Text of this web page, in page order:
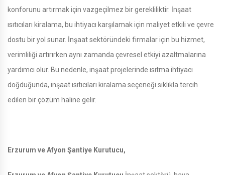
konforunu artırmak için vazgeçilmez bir gerekliliktir. İnşaat
ısıtıcıları kiralama, bu ihtiyacı karşılamak için maliyet etkili ve çevre
dostu bir yol sunar. İnşaat sektöründeki firmalar için bu hizmet,
verimliliği artırırken aynı zamanda çevresel etkiyi azaltmalarına
yardımcı olur. Bu nedenle, inşaat projelerinde ısıtma ihtiyacı
doğduğunda, inşaat ısıtıcıları kiralama seçeneği sıklıkla tercih
edilen bir çözüm haline gelir.
Erzurum ve Afyon Şantiye Kurutucu,